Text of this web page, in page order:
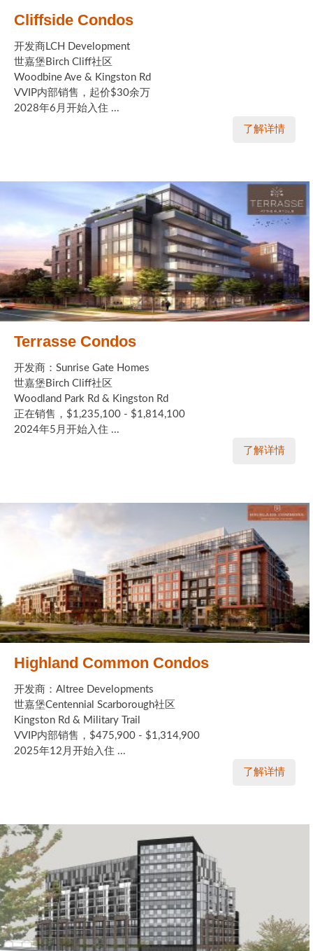
Cliffside Condos
开发商LCH Development
世嘉堡Birch Cliff社区
Woodbine Ave & Kingston Rd
VVIP内部销售，起价$30余万
2028年6月开始入住 ...
了解详情
Terrasse Condos
开发商：Sunrise Gate Homes
世嘉堡Birch Cliff社区
Woodland Park Rd & Kingston Rd
正在销售，$1,235,100 - $1,814,100
2024年5月开始入住 ...
了解详情
Highland Common Condos
开发商：Altree Developments
世嘉堡Centennial Scarborough社区
Kingston Rd & Military Trail
VVIP内部销售，$475,900 - $1,314,900
2025年12月开始入住 ...
了解详情